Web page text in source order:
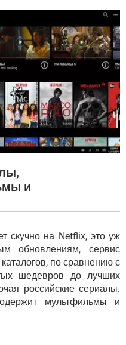
и
скучно на Netflix, это уж
обновлениям, сервис
по сравнению с
шедевров до лучших
российские сериалы.
мультфильмы и